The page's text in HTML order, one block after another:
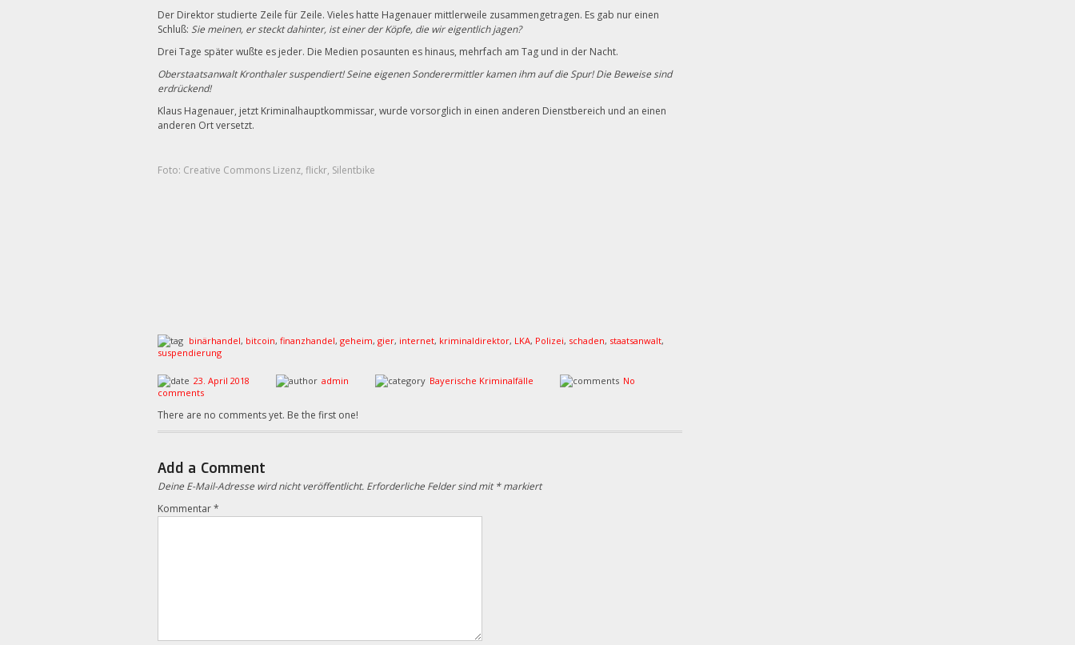
Der Direktor studierte Zeile für Zeile. Vieles hatte Hagenauer mittlerweile zusammengetragen. Es gab nur einen
Schluß: Sie meinen, er steckt dahinter, ist einer der Köpfe, die wir eigentlich jagen?
Drei Tage später wußte es jeder. Die Medien posaunten es hinaus, mehrfach am Tag und in der Nacht.
Oberstaatsanwalt Kronthaler suspendiert! Seine eigenen Sonderermittler kamen ihm auf die Spur! Die Beweise sind
erdrückend!
Klaus Hagenauer, jetzt Kriminalhauptkommissar, wurde vorsorglich in einen anderen Dienstbereich und an einen
anderen Ort versetzt.
Foto: Creative Commons Lizenz, flickr, Silentbike
binärhandel, bitcoin, finanzhandel, geheim, gier, internet, kriminaldirektor, LKA, Polizei, schaden, staatsanwalt,
suspendierung
23. April 2018 admin Bayerische Kriminalfälle
No
comments
There are no comments yet. Be the first one!
Add a Comment
Deine E-Mail-Adresse wird nicht veröffentlicht. Erforderliche Felder sind mit*markiert
Kommentar*